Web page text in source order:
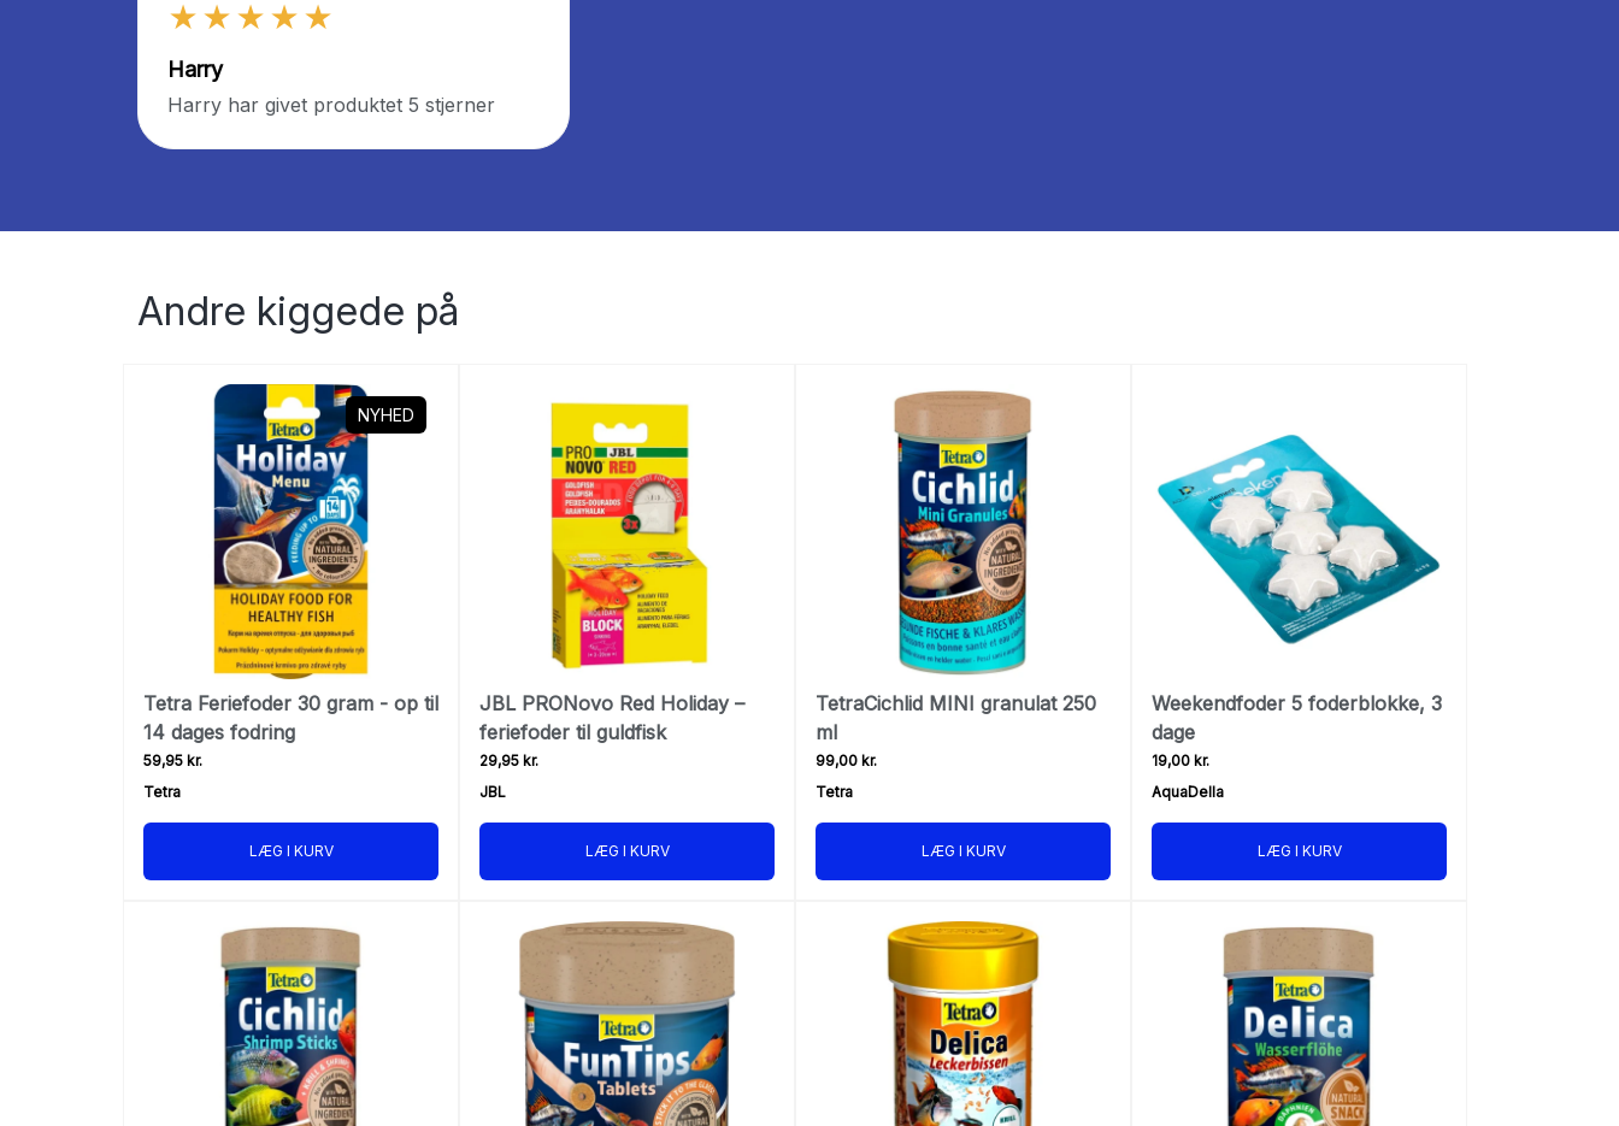
★★★★★
Harry
Harry har givet produktet 5 stjerner
Andre kiggede på
NYHED
Tetra Feriefoder 30 gram - op til
14 dages fodring
59,95 kr.
Tetra
LÆG I KURV
JBL PRONovo Red Holiday –
feriefoder til guldfisk
29,95 kr.
JBL
LÆG I KURV
TetraCichlid MINI granulat 250
ml
99,00 kr.
Tetra
LÆG I KURV
Weekendfoder 5 foderblokke, 3
dage
19,00 kr.
AquaDella
LÆG I KURV